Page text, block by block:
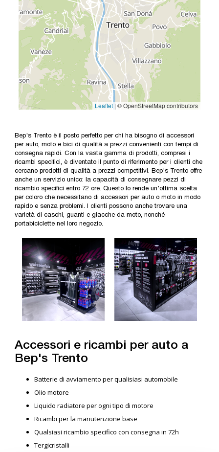
Bep's Trento è il posto perfetto per chi ha bisogno di accessori
per auto, moto e bici di qualità a prezzi convenienti con tempi di
consegna rapidi. Con la vasta gamma di prodotti, compresi i
ricambi specifici, è diventato il punto di riferimento per i clienti che
cercano prodotti di qualità a prezzi competitivi. Bep's Trento offre
anche un servizio unico: la capacità di consegnare pezzi di
ricambio specifici entro 72 ore. Questo lo rende un'ottima scelta
per coloro che necessitano di accessori per auto o moto in modo
rapido e senza problemi. I clienti possono anche trovare una
varietà di caschi, guanti e giacche da moto, nonché
portabiciclette nel loro negozio.
Accessori e ricambi per auto a
Bep's Trento
Batterie di avviamento per qualisiasi automobile
Olio motore
Liquido radiatore per ogni tipo di motore
Ricambi per la manutenzione base
Qualsiasi ricambio specifico con consegna in 72h
Tergicristalli